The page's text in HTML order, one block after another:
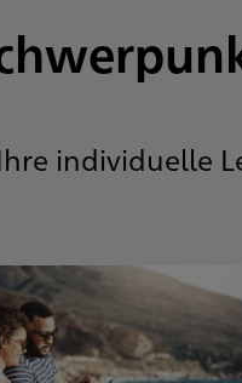
individuelle